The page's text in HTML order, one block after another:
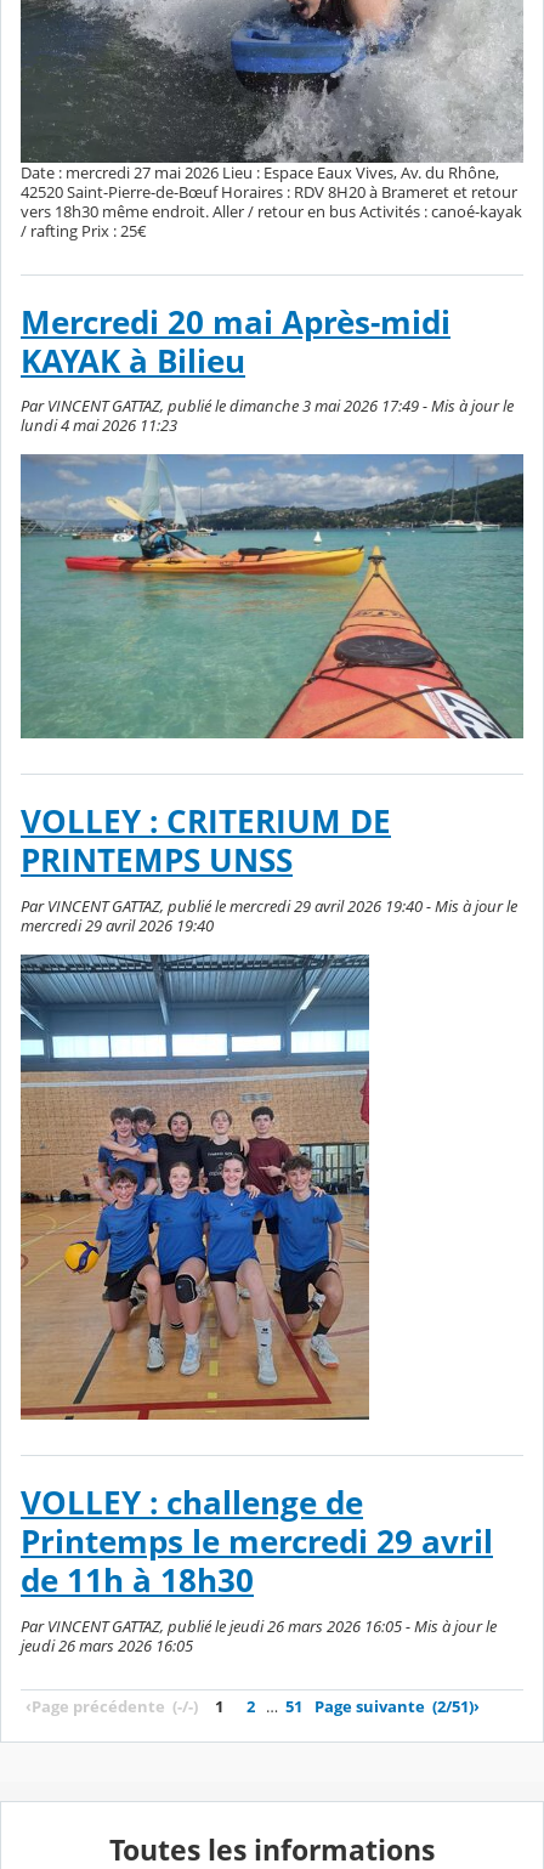
Date : mercredi 27 mai 2026 Lieu : Espace Eaux Vives, Av. du Rhône,
42520 Saint-Pierre-de-Bœuf Horaires : RDV 8H20 à Brameret et retour
vers 18h30 même endroit. Aller / retour en bus Activités : canoé-kayak
/ rafting Prix : 25€
Mercredi 20 mai Après-midi
KAYAK à Bilieu
Par VINCENT GATTAZ, publié le dimanche 3 mai 2026 17:49 - Mis à jour le
lundi 4 mai 2026 11:23
VOLLEY : CRITERIUM DE
PRINTEMPS UNSS
Par VINCENT GATTAZ, publié le mercredi 29 avril 2026 19:40 - Mis à jour le
mercredi 29 avril 2026 19:40
VOLLEY : challenge de
Printemps le mercredi 29 avril
de 11h à 18h30
Par VINCENT GATTAZ, publié le jeudi 26 mars 2026 16:05 - Mis à jour le
jeudi 26 mars 2026 16:05
‹Page précédente (-/-) 1 2 … 51 Page suivante (2/51)›
Toutes les informations